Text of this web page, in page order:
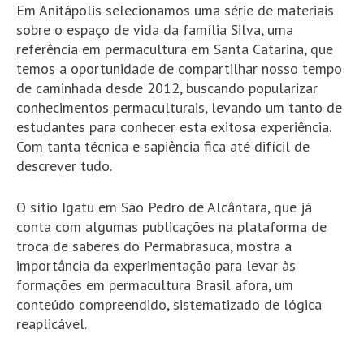
Em Anitápolis selecionamos uma série de materiais
sobre o espaço de vida da família Silva, uma
referência em permacultura em Santa Catarina, que
temos a oportunidade de compartilhar nosso tempo
de caminhada desde 2012, buscando popularizar
conhecimentos permaculturais, levando um tanto de
estudantes para conhecer esta exitosa experiência.
Com tanta técnica e sapiência fica até difícil de
descrever tudo.
O sítio Igatu em São Pedro de Alcântara, que já
conta com algumas publicações na plataforma de
troca de saberes do Permabrasuca, mostra a
importância da experimentação para levar às
formações em permacultura Brasil afora, um
conteúdo compreendido, sistematizado de lógica
reaplicável.